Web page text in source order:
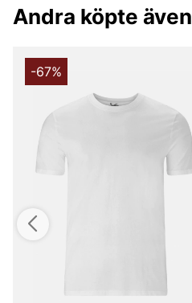
Andra köpte även
-67%